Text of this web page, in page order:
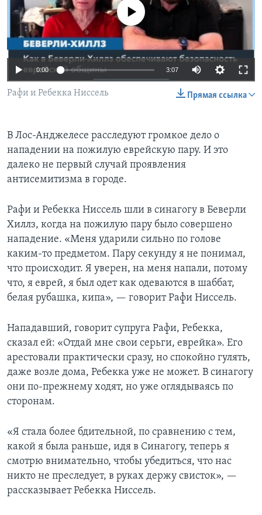
Learning English
СОЦИАЛЬНЫЕ СЕТИ
No media source currently available
0:00 3:07
Прямая ссылка
Рафи и Ребекка Ниссель
В Лос-Анджелесе расследуют громкое дело о
нападении на пожилую еврейскую пару. И это
далеко не первый случай проявления
антисемитизма в городе.
Рафи и Ребекка Ниссель шли в синагогу в Беверли
Хиллз, когда на пожилую пару было совершено
нападение. «Меня ударили сильно по голове
каким-то предметом. Пару секунду я не понимал,
что происходит. Я уверен, на меня напали, потому
что, я еврей, я был одет как одеваются в шаббат,
белая рубашка, кипа», — говорит Рафи Ниссель.
Нападавший, говорит супруга Рафи, Ребекка,
сказал ей: «Отдай мне свои серьги, еврейка». Его
арестовали практически сразу, но спокойно гулять,
даже возле дома, Ребекка уже не может. В синагогу
они по-прежнему ходят, но уже оглядываясь по
сторонам.
«Я стала более бдительной, по сравнению с тем,
какой я была раньше, идя в Синагогу, теперь я
смотрю внимательно, чтобы убедиться, что нас
никто не преследует, в руках держу свисток», —
рассказывает Ребекка Ниссель.